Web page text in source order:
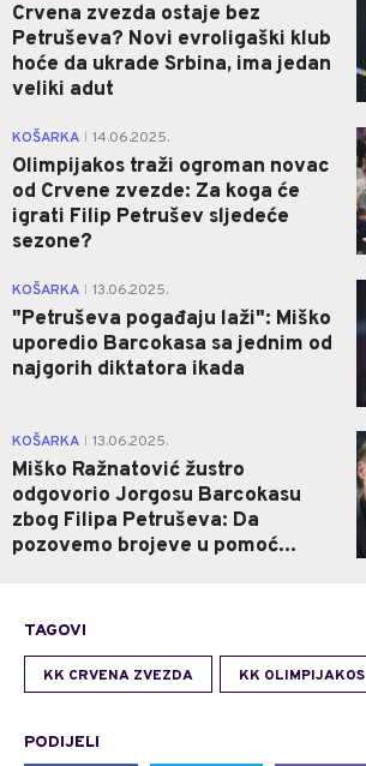
Crvena zvezda ostaje bez
Petruševa? Novi evroligaški klub
hoće da ukrade Srbina, ima jedan
veliki adut
KOŠARKA 14.06.2025.
Olimpijakos traži ogroman novac
od Crvene zvezde: Za koga će
igrati Filip Petrušev sljedeće
sezone?
KOŠARKA 13.06.2025.
"Petruševa pogađaju laži": Miško
uporedio Barcokasa sa jednim od
najgorih diktatora ikada
KOŠARKA 13.06.2025.
Miško Ražnatović žustro
odgovorio Jorgosu Barcokasu
zbog Filipa Petruševa: Da
pozovemo brojeve u pomoć...
TAGOVI
KK CRVENA ZVEZDA KK OLIMPIJAKOS
PODIJELI